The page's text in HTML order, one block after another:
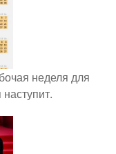
неделя для